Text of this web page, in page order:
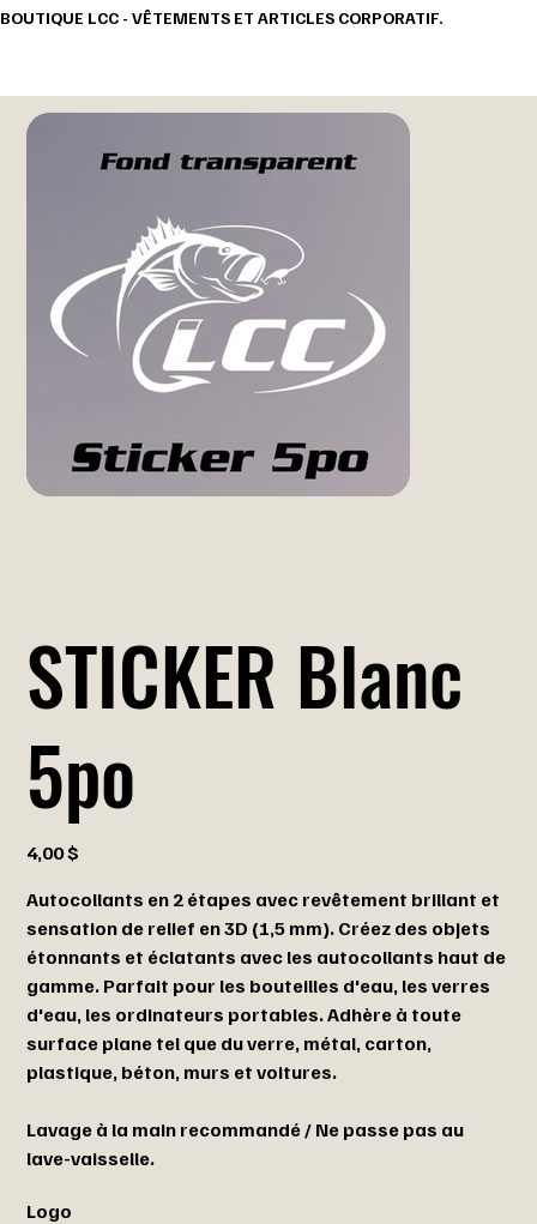
BOUTIQUE LCC - VÊTEMENTS ET ARTICLES CORPORATIF.
STICKER Blanc
5po
4,00 $
Autocollants en 2 étapes avec revêtement brillant et
sensation de relief en 3D (1,5 mm). Créez des objets
étonnants et éclatants avec les autocollants haut de
gamme. Parfait pour les bouteilles d'eau, les verres
d'eau, les ordinateurs portables.Adhère à toute
surface plane tel que du verre, métal, carton,
plastique, béton, murs et voitures.
Lavage à la main recommandé / Ne passe pas au
lave-vaisselle.
Logo